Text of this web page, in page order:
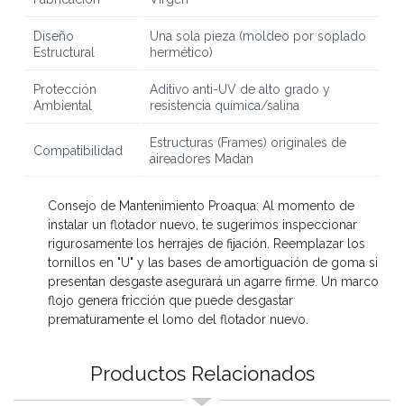
Diseño
Estructural
Una sola pieza (moldeo por soplado
hermético)
Protección
Ambiental
Aditivo anti-UV de alto grado y
resistencia química/salina
Compatibilidad
Estructuras (Frames) originales de
aireadores Madan
Consejo de Mantenimiento Proaqua: Al momento de
instalar un flotador nuevo, te sugerimos inspeccionar
rigurosamente los herrajes de fijación. Reemplazar los
tornillos en "U" y las bases de amortiguación de goma si
presentan desgaste asegurará un agarre firme. Un marco
flojo genera fricción que puede desgastar
prematuramente el lomo del flotador nuevo.
Productos Relacionados